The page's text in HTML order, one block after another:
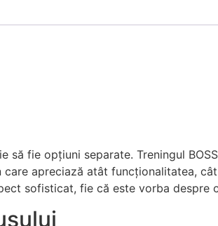
fie opțiuni separate. Treningul
apreciază atât funcționalitatea,
sofisticat, fie că este vorba despre